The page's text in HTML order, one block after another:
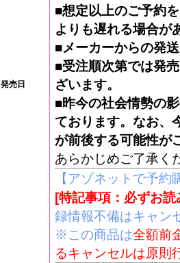
発売日
■想定以上のご予約
よりも遅れる場合が
■メーカーからの発
■受注順次第では発
ざいます。
■昨今の社会情勢の
ております。なお、
が前後する可能性が
あらかじめご了承く
【アゾネットで予約
[特記事項：必ずお
録情報不備はキャン
※この商品は全額前
るキャンセルは原則